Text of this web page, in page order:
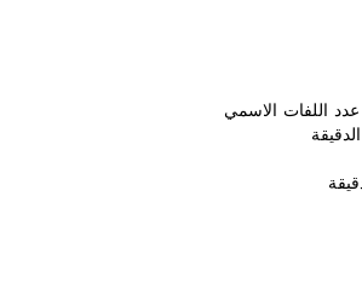
اللفات الاسمي